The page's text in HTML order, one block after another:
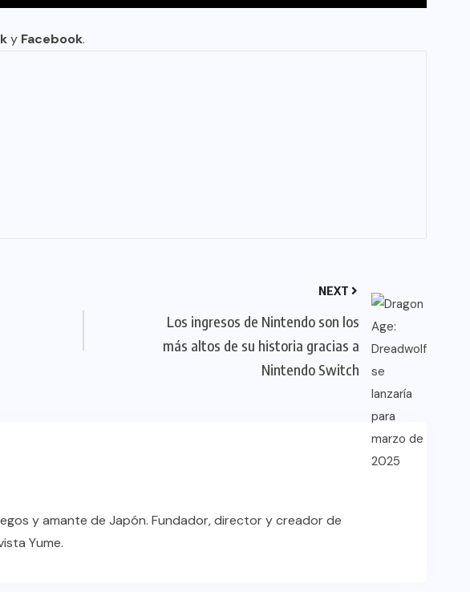
y Facebook.
NEXT
Los ingresos de Nintendo son los
más altos de su historia gracias a
Nintendo Switch
y amante de Japón. Fundador, director y creador de
Yume.